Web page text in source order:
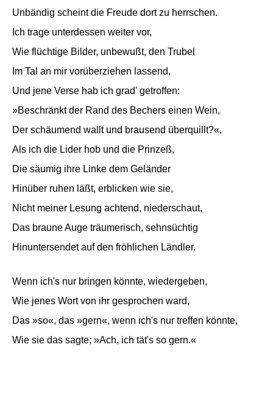
Unbändig scheint die Freude dort zu herrschen.
Ich trage unterdessen weiter vor,
Wie flüchtige Bilder, unbewußt, den Trubel
Im Tal an mir vorüberziehen lassend,
Und jene Verse hab ich grad' getroffen:
»Beschränkt der Rand des Bechers einen Wein,
Der schäumend wallt und brausend überquillt?«,
Als ich die Lider hob und die Prinzeß,
Die säumig ihre Linke dem Geländer
Hinüber ruhen läßt, erblicken wie sie,
Nicht meiner Lesung achtend, niederschaut,
Das braune Auge träumerisch, sehnsüchtig
Hinuntersendet auf den fröhlichen Ländler.
Wenn ich's nur bringen könnte, wiedergeben,
Wie jenes Wort von ihr gesprochen ward,
Das »so«, das »gern«, wenn ich's nur treffen könnte,
Wie sie das sagte; »Ach, ich tät's so gern.«